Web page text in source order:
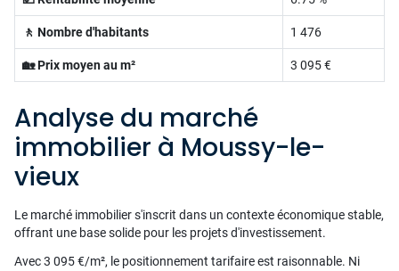
🚶 Nombre d'habitants 1 476
🏡 Prix moyen au m² 3 095 €
Analyse du marché
immobilier à Moussy-le-
vieux
Le marché immobilier s'inscrit dans un contexte économique stable,
offrant une base solide pour les projets d'investissement.
Avec 3 095 €/m², le positionnement tarifaire est raisonnable. Ni